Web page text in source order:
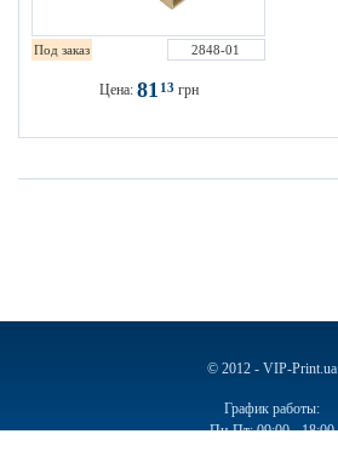
Под заказ 2848-01
Цена: 8113 грн
© 2012 - VIP-Print.ua
График работы:
Пн-Пт: 09:00 - 18:00